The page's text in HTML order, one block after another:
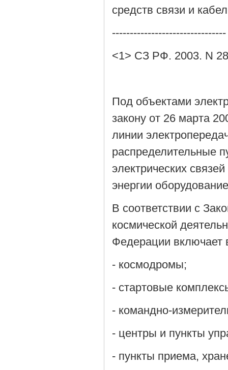
средств связи и
--------------------------------
<1> СЗ РФ. 2003. N
Под объектами
закону от 26 марта
линии
распределительные
электрических
энергии
В соответствии с
космической
Федерации включает
- космодромы;
- стартовые
- командно-
- центры и пункты
- пункты приема,